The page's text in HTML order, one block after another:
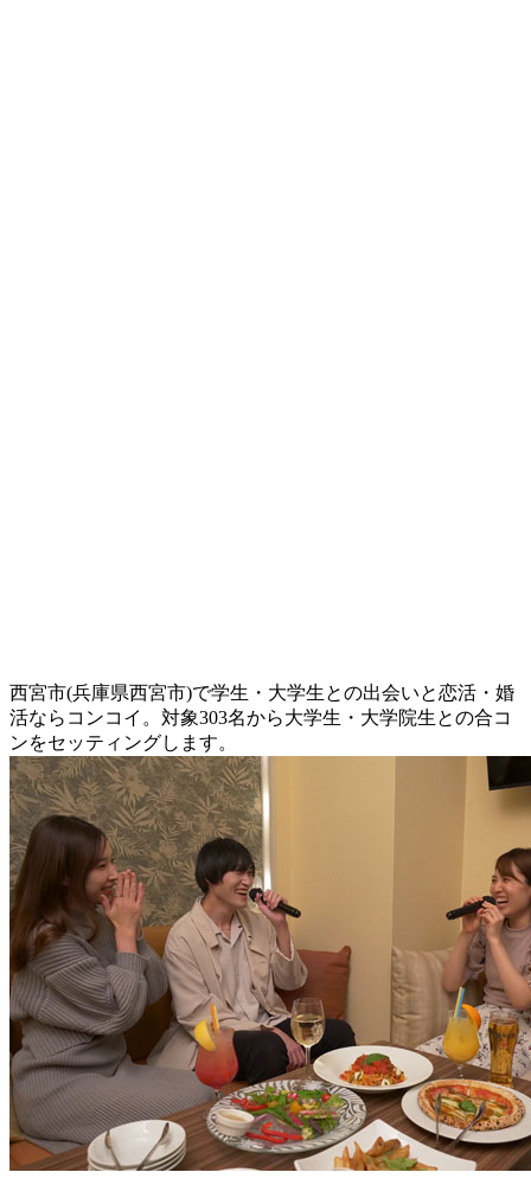
西宮市(兵庫県西宮市)で学生・大学生との出会いと恋活・婚
活ならコンコイ。対象303名から大学生・大学院生との合コ
ンをセッティングします。